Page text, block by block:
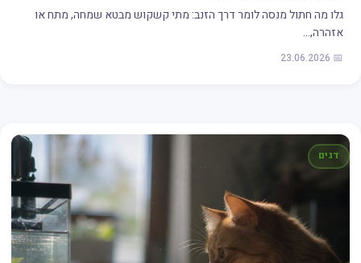
גלו מה חתול מנסה לומר דרך הזנב: מתי קשקוש מבטא שמחה, מתח או
אזהרה,…
📅 23.06.2026
דגים